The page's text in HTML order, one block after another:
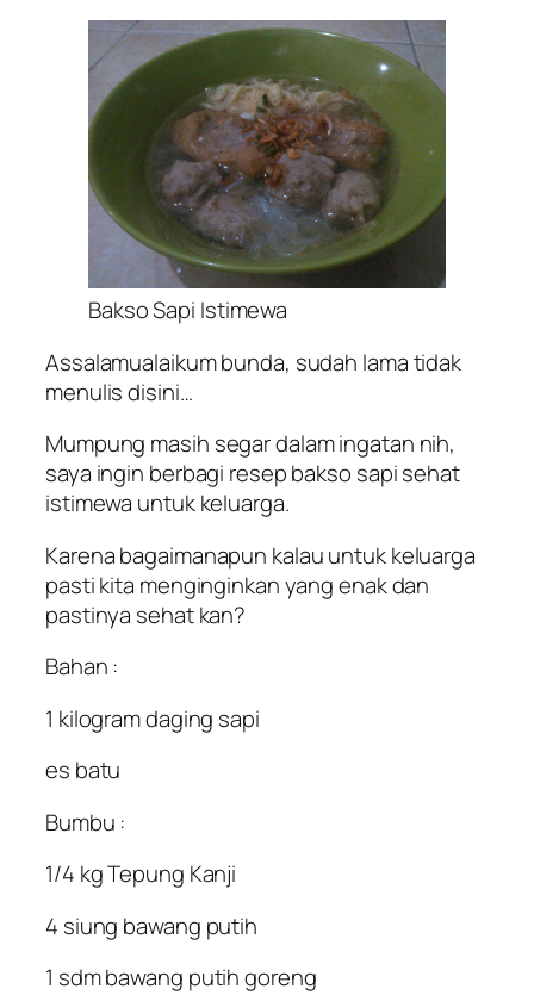
Bakso Sapi Istimewa
Assalamualaikum bunda, sudah lama tidak
menulis disini…
Mumpung masih segar dalam ingatan nih,
saya ingin berbagi resep bakso sapi sehat
istimewa untuk keluarga.
Karena bagaimanapun kalau untuk keluarga
pasti kita menginginkan yang enak dan
pastinya sehat kan?
Bahan :
1 kilogram daging sapi
es batu
Bumbu :
1/4 kg Tepung Kanji
4 siung bawang putih
1 sdm bawang putih goreng